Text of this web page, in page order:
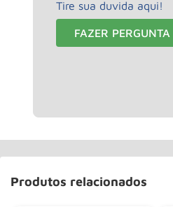
Tire sua duvida aqui!
FAZER PERGUNTA
Produtos relacionados